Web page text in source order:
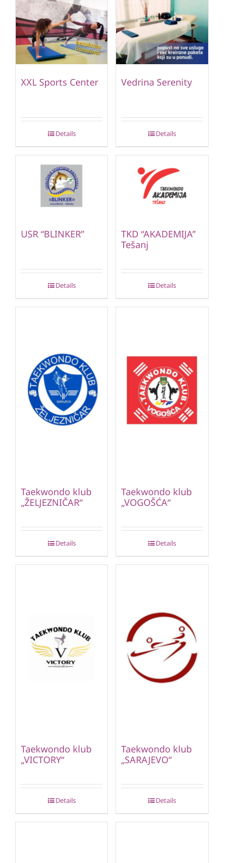
XXL Sports Center
Details
Vedrina Serenity
Details
USR “BLINKER”
Details
TKD “AKADEMIJA”
Tešanj
Details
Taekwondo klub
„ŽELJEZNIČAR“
Details
Taekwondo klub
„VOGOŠĆA“
Details
Taekwondo klub
„VICTORY“
Details
Taekwondo klub
„SARAJEVO“
Details